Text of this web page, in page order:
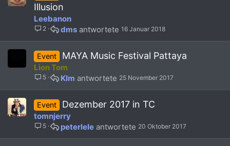
Illusion
Leebanon
2 16 Januar 2018
dms
Event MAYA Music Festival Pattaya
Lion Tom
5 25 November 2017
KIm
Event Dezember 2017 in TC
tomnjerry
5 20 Oktober 2017
peterlele